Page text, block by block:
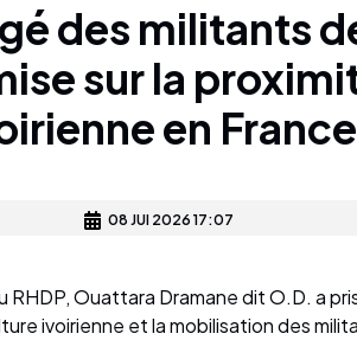
des militants
sur la
en France
08 JUI 2026 17:07
Ouattara Dramane dit O.D. a
ivoirienne et la mobilisation des